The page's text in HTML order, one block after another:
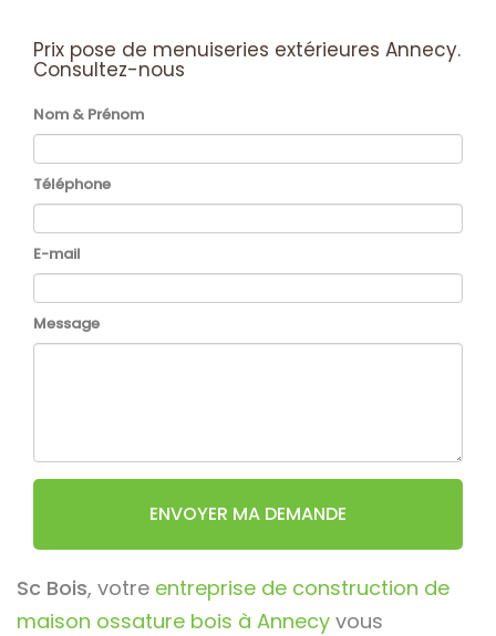
Prix pose de menuiseries extérieures Annecy.
Consultez-nous
Nom & Prénom
Téléphone
E-mail
Message
ENVOYER MA DEMANDE
Sc Bois, votre entreprise de construction de
maison ossature bois à Annecy vous